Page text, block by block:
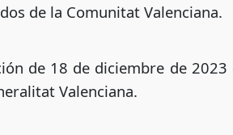
de la Comunitat Valenciana.
de 18 de diciembre de
Valenciana.